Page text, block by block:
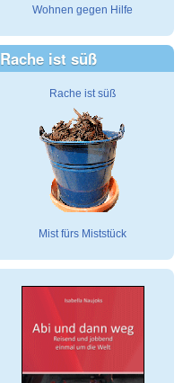
Wohnen gegen Hilfe
Rache ist süß
Rache ist süß
Mist fürs Miststück